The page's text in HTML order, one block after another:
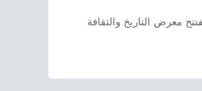
معرض التاريخ والثقافة